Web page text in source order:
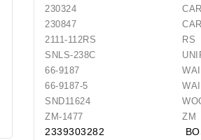
230324
230847
2111-112RS
RS
SNLS-238C
66-9187
66-9187-5
SND11624
ZM-1477
ZM
2339303282